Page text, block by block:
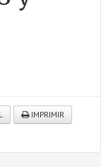
IMPRIMIR